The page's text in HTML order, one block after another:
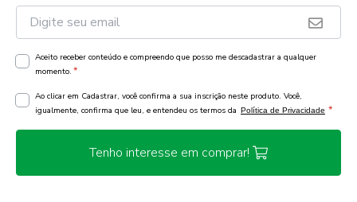
Aceito receber conteúdo e compreendo que posso me descadastrar a qualquer
momento. *
Ao clicar em Cadastrar, você confirma a sua inscrição neste produto. Você,
igualmente, confirma que leu, e entendeu os termos da Política de Privacidade *
Tenho interesse em comprar!